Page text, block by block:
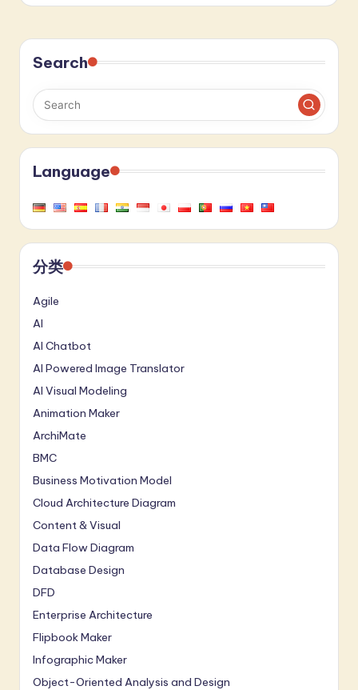
Search
Language
分类
Agile
AI
AI Chatbot
AI Powered Image Translator
AI Visual Modeling
Animation Maker
ArchiMate
BMC
Business Motivation Model
Cloud Architecture Diagram
Content & Visual
Data Flow Diagram
Database Design
DFD
Enterprise Architecture
Flipbook Maker
Infographic Maker
Object-Oriented Analysis and Design